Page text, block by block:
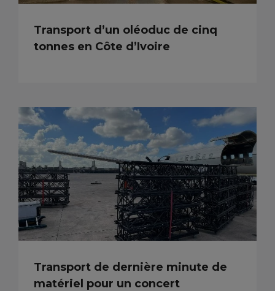
Transport d’un oléoduc de cinq
tonnes en Côte d’Ivoire
Transport de dernière minute de
matériel pour un concert